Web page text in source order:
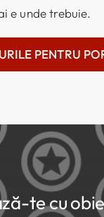
e unde trebuie.
PENTRU
tecu